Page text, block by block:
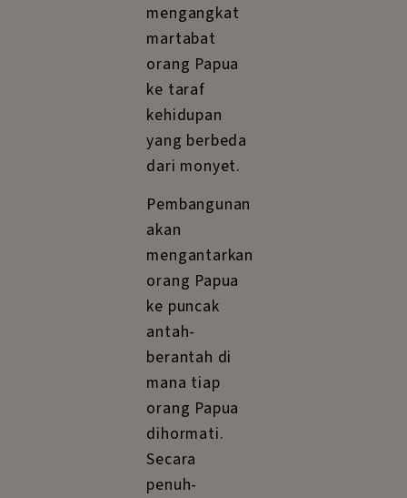
mengangkat
martabat
orang Papua
ke taraf
kehidupan
yang berbeda
dari monyet.
Pembangunan
akan
mengantarkan
orang Papua
ke puncak
antah-
berantah di
mana tiap
orang Papua
dihormati.
Secara
penuh-